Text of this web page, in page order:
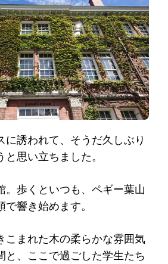
に誘われて、そうだ久しぶり
思い立ちました。
。歩くといつも、ペギー葉山
響き始めます。
こまれた木の柔らかな雰囲気
と、ここで過ごした学生たち